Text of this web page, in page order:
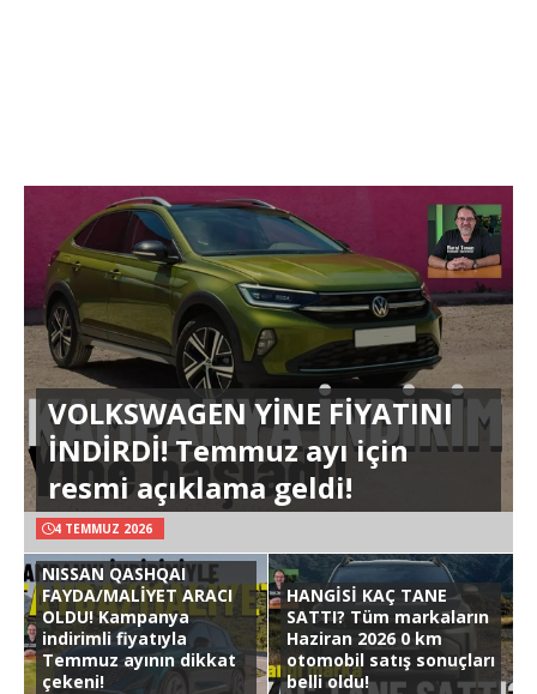
VOLKSWAGEN YİNE FİYATINI
İNDİRDİ! Temmuz ayı için
resmi açıklama geldi!
4 TEMMUZ 2026
NISSAN QASHQAI
FAYDA/MALİYET ARACI
OLDU! Kampanya
indirimli fiyatıyla
Temmuz ayının dikkat
çekeni!
HANGİSİ KAÇ TANE
SATTI? Tüm markaların
Haziran 2026 0 km
otomobil satış sonuçları
belli oldu!